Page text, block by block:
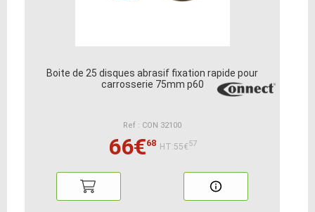
Boite de 25 disques abrasif fixation rapide pour
carrosserie 75mm p60
Ref : CON 32100
66€68 HT:55€57